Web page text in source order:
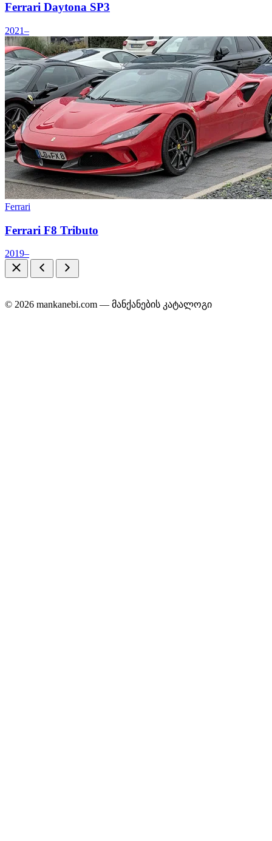
Ferrari Daytona SP3
2021–
Ferrari
Ferrari F8 Tributo
2019–
© 2026 mankanebi.com — მანქანების კატალოგი